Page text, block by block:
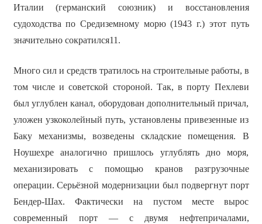
Италии (германский союзник) и восстановления
судоходства по Средиземному морю (1943 г.) этот путь
значительно сократился11.
Много сил и средств тратилось на строительные работы, в
том числе и советской стороной. Так, в порту Пехлеви
был углублен канал, оборудован дополнительный причал,
уложен узкоколейный путь, установлены привезенные из
Баку механизмы, возведены складские помещения. В
Ноушехре аналогично пришлось углублять дно моря,
механизировать с помощью кранов разгрузочные
операции. Серьёзной модернизации был подвергнут порт
Бендер-Шах. Фактически на пустом месте вырос
современный порт — с двумя нефтепричалами,